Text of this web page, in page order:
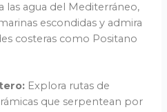
las agua del Mediterráneo,
escondidas y admira
costeras como Positano
Explora rutas de
que serpentean por